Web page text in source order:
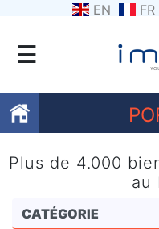
EN FR
☰
Favoris
Qui
Plus de 4.000
au